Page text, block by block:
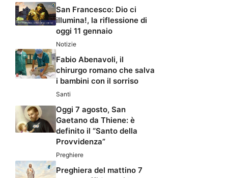
San Francesco: Dio ci
illumina!, la riflessione di
oggi 11 gennaio
Notizie
Fabio Abenavoli, il
chirurgo romano che salva
i bambini con il sorriso
Santi
Oggi 7 agosto, San
Gaetano da Thiene: è
definito il “Santo della
Provvidenza”
Preghiere
Preghiera del mattino 7